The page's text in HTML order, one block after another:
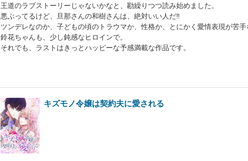
王道のラブストーリーじゃないかなと、勘繰りつつ読み始めました。
悪ぶってるけど、旦那さんの和樹さんは、絶対いい人だ‼︎
ツンデレなのか、子どもの頃のトラウマか、性格か、とにかく愛情表現が苦手
鈴花ちゃんも、少し鈍感なヒロインで。
それでも、ラストはきっとハッピーな予感満載な作品です。
キズモノ令嬢は契約夫に愛される